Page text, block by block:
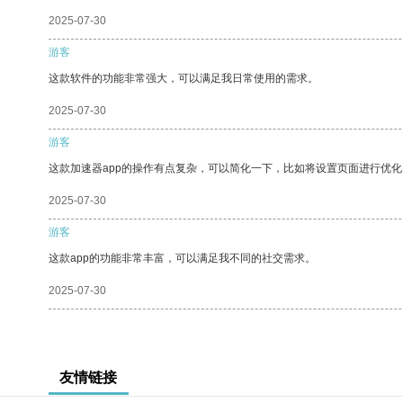
2025-07-30
游客
这款软件的功能非常强大，可以满足我日常使用的需求。
2025-07-30
游客
这款加速器app的操作有点复杂，可以简化一下，比如将设置页面进行优
2025-07-30
游客
这款app的功能非常丰富，可以满足我不同的社交需求。
2025-07-30
友情链接